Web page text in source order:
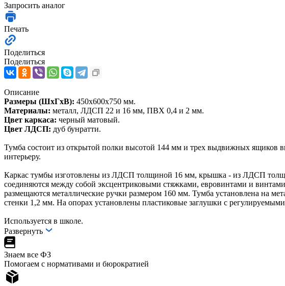
Запросить аналог
Печать
Поделиться
Поделиться
Описание
Размеры (ШхГхВ): 450х600х750 мм.
Материалы: металл, ЛДСП 22 и 16 мм, ПВХ 0,4 и 2 мм.
Цвет каркаса: черный матовый.
Цвет ЛДСП: дуб бунратти.
Тумба состоит из открытой полки высотой 144 мм и трех выдвижных ящиков
интерьеру.
Каркас тумбы изготовлены из ЛДСП толщиной 16 мм, крышка - из ЛДСП
соединяются между собой эксцентриковыми стяжками, евровинтами и
размещаются металлические ручки размером 160 мм. Тумба установлена на
стенки 1,2 мм. На опорах установлены пластиковые заглушки с
Используется в школе.
Развернуть
Знаем все ФЗ
Помогаем с нормативами и бюрократией